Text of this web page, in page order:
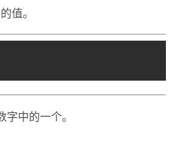
值。
中的一个。